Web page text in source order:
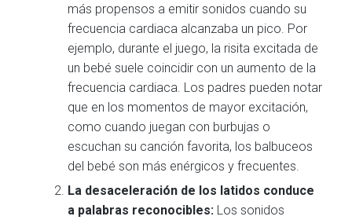
más propensos a emitir sonidos cuando su
frecuencia cardiaca alcanzaba un pico. Por
ejemplo, durante el juego, la risita excitada de
un bebé suele coincidir con un aumento de la
frecuencia cardiaca. Los padres pueden notar
que en los momentos de mayor excitación,
como cuando juegan con burbujas o
escuchan su canción favorita, los balbuceos
del bebé son más enérgicos y frecuentes.
La desaceleración de los latidos conduce
a palabras reconocibles: Los sonidos